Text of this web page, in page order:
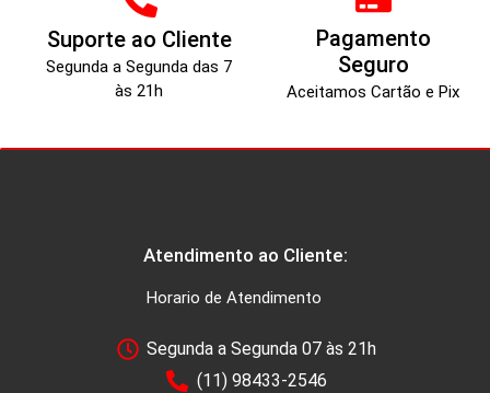
Suporte ao Cliente
Segunda a Segunda das 7
às 21h
Pagamento
Seguro
Aceitamos Cartão e Pix
Atendimento ao Cliente:
Horario de Atendimento
Segunda a Segunda 07 às 21h
(11) 98433-2546